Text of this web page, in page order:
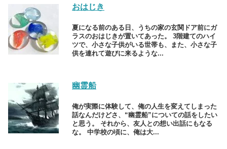
おはじき
夏になる前のある日、うちの家の玄関ドア前にガ
ラスのおはじきが置いてあった。 3階建てのハイ
ツで、小さな子供がいる世帯も、また、小さな子
供を連れて遊びに来るような...
幽霊船
俺が実際に体験して、俺の人生を変えてしまった
話なんだけどさ、“幽霊船”についての話をしたい
と思う。 それから、友人との想い出話にもなる
な。 中学校の頃に、俺は大...